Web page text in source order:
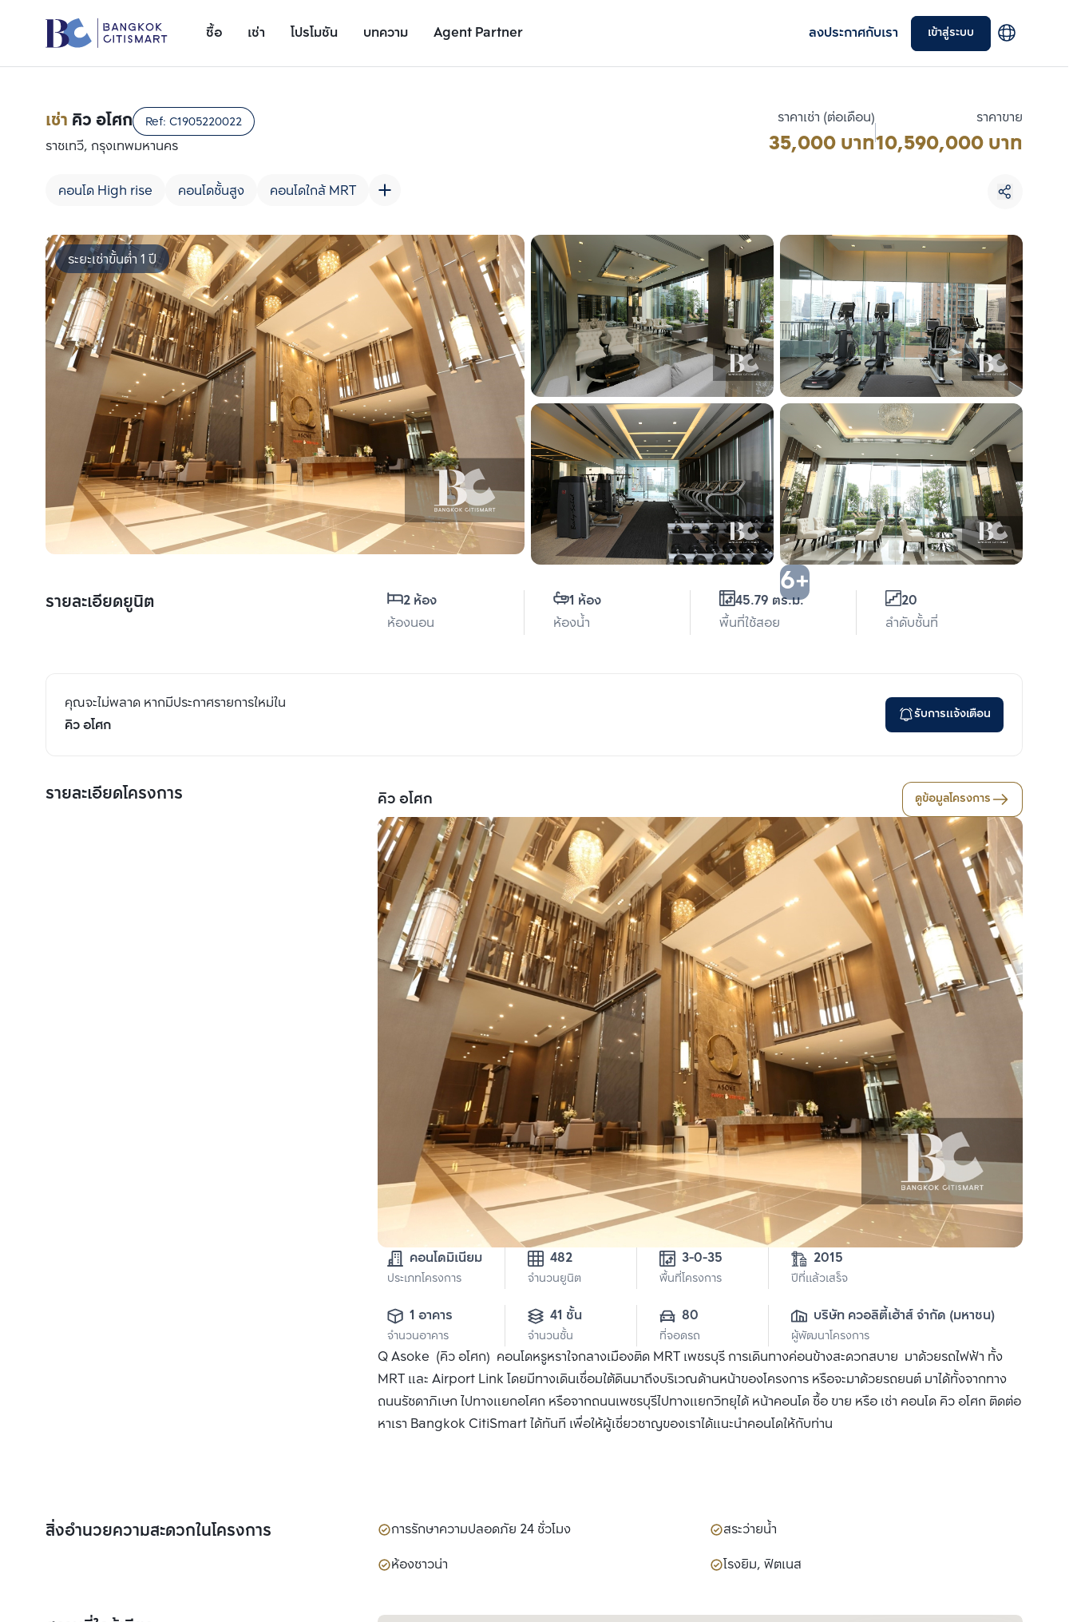
ซื้อ เช่า โปรโมชัน บทความ Agent Partner ลงประกาศกับเรา เข้าสู่ระบบ
รายละเอียดยูนิต
เช่า คิว อโศก Ref: C1905220022
ราชเทวี, กรุงเทพมหานคร
คอนโด High rise คอนโดชั้นสูง คอนโดใกล้ MRT
ราคาขาย
10,590,000 บาท
ราคาเช่า (ต่อเดือน)
35,000 บาท
6+
ระยะเช่าขั้นต่ำ 1 ปี
รายละเอียดยูนิต
2 ห้อง
ห้องนอน
1 ห้อง
ห้องน้ำ
45.79 ตร.ม.
พื้นที่ใช้สอย
20
ลำดับชั้นที่
คุณจะไม่พลาด หากมีประกาศรายการใหม่ใน
คิว อโศก
รับการแจ้งเตือน
รายละเอียดโครงการ คิว อโศก ดูข้อมูลโครงการ
คอนโดมิเนียม
ประเภทโครงการ
482
จำนวนยูนิต พื้นที่โครงการ
2015
ปีที่แล้วเสร็จ
1 อาคาร
จำนวนอาคาร
41 ชั้น
จำนวนชั้น
80
ที่จอดรถ
บริษัท ควอลิตี้เฮ้าส์ จำกัด (มหาชน)
ผู้พัฒนาโครงการ
Q Asoke (คิว อโศก) คอนโดหรูหราใจกลางเมืองติด MRT เพชรบุรี การเดินทางค่อนข้างสะดวกสบาย มาด้วยรถไฟฟ้า ทั้ง
MRT และ Airport Link โดยมีทางเดินเชื่อมใต้ดินมาถึงบริเวณด้านหน้าของโครงการ หรือจะมาด้วยรถยนต์ มาได้ทั้งจากทาง
ถนนรัชดาภิเษก ไปทางแยกอโศก หรือจากถนนเพชรบุรีไปทางแยกวิทยุได้ หน้าคอนโด ซื้อ ขาย หรือ เช่า คอนโด คิว อโศก ติดต่อ
หาเรา Bangkok CitiSmart ได้ทันที เพื่อให้ผู้เชี่ยวชาญของเราได้แนะนำคอนโดให้กับท่าน
สิ่งอำนวยความสะดวกในโครงการ การรักษาความปลอดภัย 24 ชั่วโมง
สระว่ายน้ำ
ห้องซาวน่า
โรงยิม, ฟิตเนส
เพิ่มยูนิตเปรียบเทียบ
รายการที่ 1
เพิ่มยูนิตเปรียบเทียบ
รายการที่ 2
เพิ่มยูนิตเปรียบเทียบ
รายการที่ 3
เลือกยูนิตเพื่อเปรียบเทียบ
เลือกได้สูงสุด 3 รายการ
เปรียบเทียบ
ลบทั้งหมด